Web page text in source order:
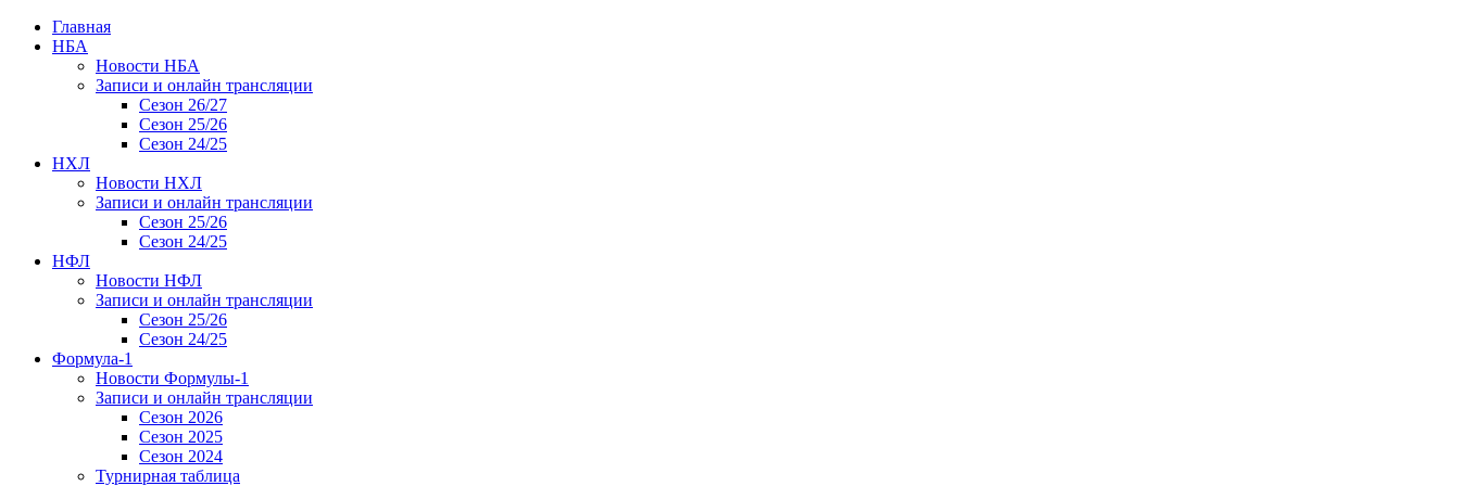
Главная
НБА
Новости НБА
Записи и онлайн трансляции
Сезон 26/27
Сезон 25/26
Сезон 24/25
НХЛ
Новости НХЛ
Записи и онлайн трансляции
Сезон 25/26
Сезон 24/25
НФЛ
Новости НФЛ
Записи и онлайн трансляции
Сезон 25/26
Сезон 24/25
Формула-1
Новости Формулы-1
Записи и онлайн трансляции
Сезон 2026
Сезон 2025
Сезон 2024
Турнирная таблица